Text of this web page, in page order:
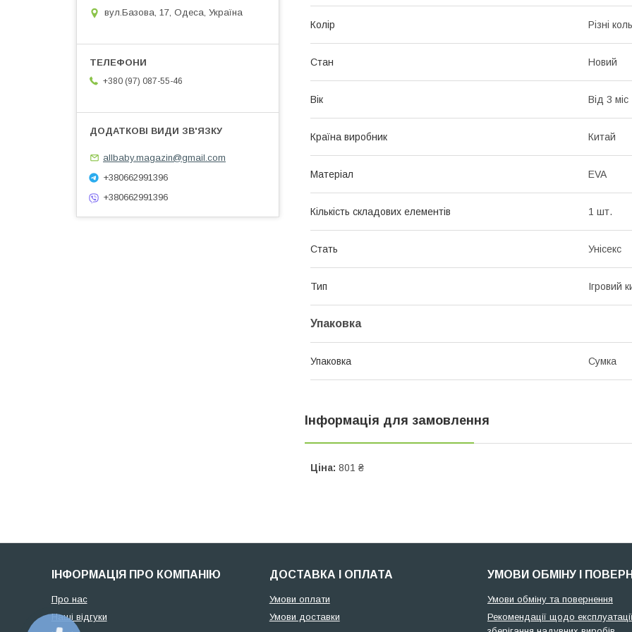
Колір Різні
Стан Новий
Вік Від 3 міс
Країна виробник Китай
Матеріал EVA
Кількість складових елементів 1 шт.
Стать Унісекс
Тип Ігровий
Упаковка
Упаковка Сумка
Інформація для замовлення
Ціна: 801 ₴
вул.Базова, 17, Одеса, Україна
+380 (97) 087-55-46
allbaby.magazin@gmail.com
+380662991396
+380662991396
ІНФОРМАЦІЯ ПРО КОМПАНІЮ
Про нас
Наші відгуки
ДОСТАВКА І ОПЛАТА
Умови оплати
Умови доставки
УМОВИ ОБМІНУ І
Умови обміну та повернення
Рекомендації щодо